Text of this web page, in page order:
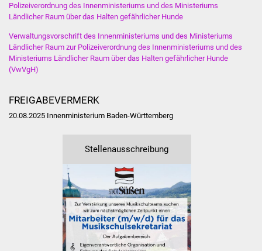
Stadtfest
Ostermarkt
Stadtarchiv
Zehntscheuer
Bürgerhaus
Kulturhalle
Polizeiverordnung des Innenministeriums und des Ministeriums
Ländlicher Raum über das Halten gefährlicher Hunde
Verwaltungsvorschrift des Innenministeriums und des Ministeriums
Ländlicher Raum zur Polizeiverordnung des Innenministeriums und des
Ministeriums Ländlicher Raum über das Halten gefährlicher Hunde
(VwVgH)
FREIGABEVERMERK
20.08.2025 Innenministerium Baden-Württemberg
Stellenausschreibung